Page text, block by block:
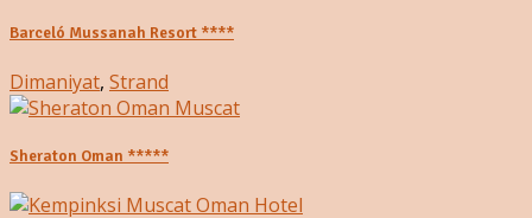
Barceló Mussanah Resort ****
Dimaniyat, Strand
Sheraton Oman *****